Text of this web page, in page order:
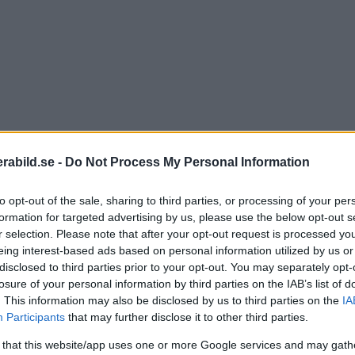
- Do Not Process My Personal Information
opt-out of the sale, sharing to third parties, or processing of your
for targeted advertising by us, please use the below opt-out
selection. Please note that after your opt-out request is processed
interest-based ads based on personal information utilized by us
to third parties prior to your opt-out. You may separately
of your personal information by third parties on the IAB’s list of
This information may also be disclosed by us to third parties on the
Participants that may further disclose it to other third parties.
that this website/app uses one or more Google services and may
för att autofokusen i deras kameror inte varit den
möjligt nu. Den enda förändringen i mjukvaran är
den nya telezoomen till en X-E1 eller X-Pro1
E1.